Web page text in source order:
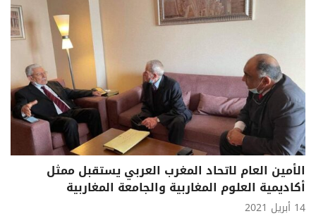
الأمين العام لاتحاد المغرب العربي يستقبل ممثل
أكاديمية العلوم المغاربية والجامعة المغاربية
14 أبريل 2021